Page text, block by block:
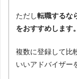
ただし転職するな
をおすすめします。
複数に登録して比
いいアドバイザー